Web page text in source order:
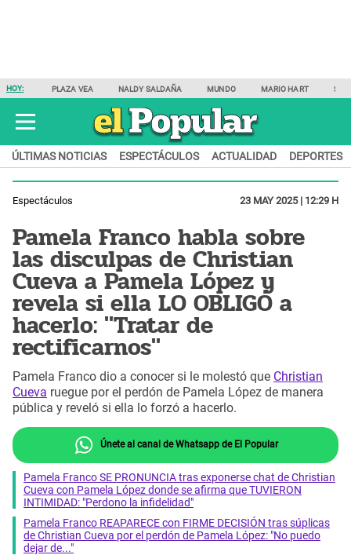
HOY: PLAZA VEA NALDY SALDAÑA MUNDO MARIO HART
ÚLTIMAS NOTICIAS ESPECTÁCULOS ACTUALIDAD DEPORTES
Espectáculos 23 MAY 2025 | 12:29 H
Pamela Franco habla sobre
las disculpas de Christian
Cueva a Pamela López y
revela si ella LO OBLIGÓ a
hacerlo: "Tratar de
rectificarnos"
Pamela Franco dio a conocer si le molestó que Christian
Cueva ruegue por el perdón de Pamela López de manera
pública y reveló si ella lo forzó a hacerlo.
Únete al canal de Whatsapp de El Popular
Pamela Franco SE PRONUNCIA tras exponerse chat de Christian
Cueva con Pamela López donde se afirma que TUVIERON
INTIMIDAD: "Perdono la infidelidad"
Pamela Franco REAPARECE con FIRME DECISIÓN tras súplicas
de Christian Cueva por el perdón de Pamela López: "No puedo
dejar de..."